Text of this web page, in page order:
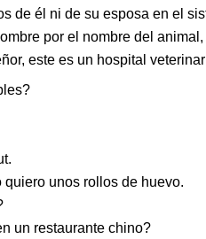
de él ni de su esposa en el
por el nombre del
este es un hospital
unos rollos de huevo.
un restaurante chino?